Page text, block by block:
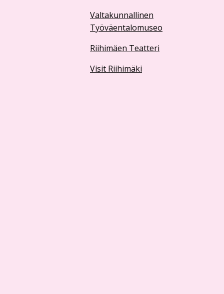
Valtakunnallinen
Työväentalomuseo
Riihimäen Teatteri
Visit Riihimäki